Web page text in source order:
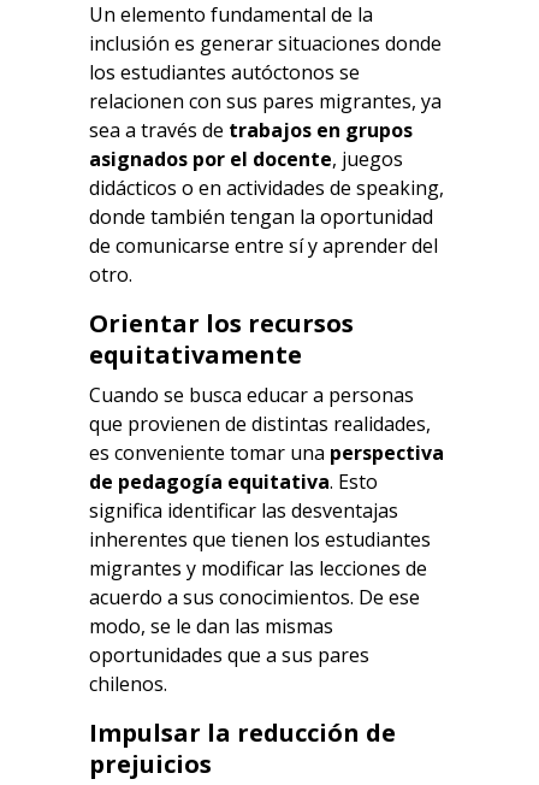
Un elemento fundamental de la
inclusión es generar situaciones donde
los estudiantes autóctonos se
relacionen con sus pares migrantes, ya
sea a través de trabajos en grupos
asignados por el docente, juegos
didácticos o en actividades de speaking,
donde también tengan la oportunidad
de comunicarse entre sí y aprender del
otro.
Orientar los recursos
equitativamente
Cuando se busca educar a personas
que provienen de distintas realidades,
es conveniente tomar una perspectiva
de pedagogía equitativa. Esto
significa identificar las desventajas
inherentes que tienen los estudiantes
migrantes y modificar las lecciones de
acuerdo a sus conocimientos. De ese
modo, se le dan las mismas
oportunidades que a sus pares
chilenos.
Impulsar la reducción de
prejuicios